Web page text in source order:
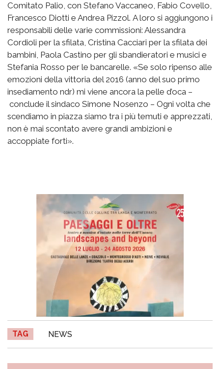
Comitato Palio, con Stefano Vaccaneo, Fabio Covello,
Francesco Diotti e Andrea Pizzol. A loro si aggiungono i
responsabili delle varie commissioni: Alessandra
Cordioli per la sfilata, Cristina Cacciari per la sfilata dei
bambini, Paola Castino per gli sbandieratori e musici e
Stefania Rosso per le bancarelle. «Se solo ripenso alle
emozioni della vittoria del 2016 (anno del suo primo
insediamento ndr) mi viene ancora la pelle d’oca –
conclude il sindaco Simone Nosenzo – Ogni volta che
scendiamo in piazza siamo tra i più temuti e apprezzati,
non è mai scontato avere grandi ambizioni e
accoppiate forti».
TAG NEWS